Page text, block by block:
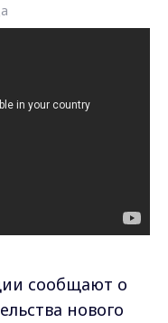
сообщают о
нового